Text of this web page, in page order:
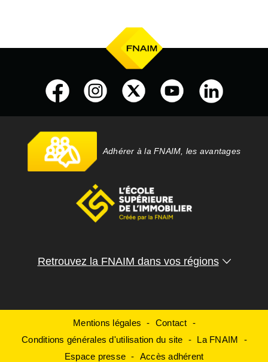
Adhérer à la FNAIM, les avantages
Retrouvez la FNAIM dans vos régions
Mentions légales
Contact
Conditions générales d'utilisation du site
La FNAIM
Espace presse
Accès adhérent